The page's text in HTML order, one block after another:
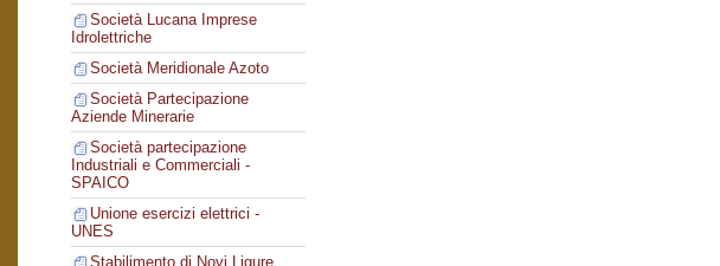
Società Lucana Imprese
Idrolettriche
Società Meridionale Azoto
Società Partecipazione
Aziende Minerarie
Società partecipazione
Industriali e Commerciali -
SPAICO
Unione esercizi elettrici -
UNES
Stabilimento di Novi Ligure